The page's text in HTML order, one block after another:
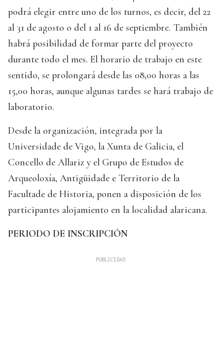
podrá elegir entre uno de los turnos, es decir, del 22
al 31 de agosto o del 1 al 16 de septiembre. También
habrá posibilidad de formar parte del proyecto
durante todo el mes. El horario de trabajo en este
sentido, se prolongará desde las 08,00 horas a las
15,00 horas, aunque algunas tardes se hará trabajo de
laboratorio.
Desde la organización, integrada por la
Universidade de Vigo, la Xunta de Galicia, el
Concello de Allariz y el Grupo de Estudos de
Arqueoloxía, Antigüidade e Territorio de la
Facultade de Historia, ponen a disposición de los
participantes alojamiento en la localidad alaricana.
PERIODO DE INSCRIPCIÓN